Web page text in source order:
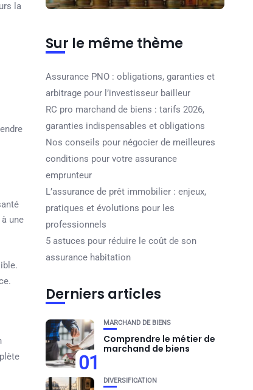
la
une
Sur le même thème
Assurance PNO : obligations, garanties et
arbitrage pour l’investisseur bailleur
RC pro marchand de biens : tarifs 2026,
garanties indispensables et obligations
Nos conseils pour négocier de meilleures
conditions pour votre assurance
emprunteur
L’assurance de prêt immobilier : enjeux,
pratiques et évolutions pour les
professionnels
5 astuces pour réduire le coût de son
assurance habitation
Derniers articles
01
MARCHAND DE BIENS
Comprendre le métier de
marchand de biens
DIVERSIFICATION